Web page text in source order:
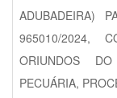
ADUBADEIRA)
965010/2024,
ORIUNDOS
PECUÁRIA,